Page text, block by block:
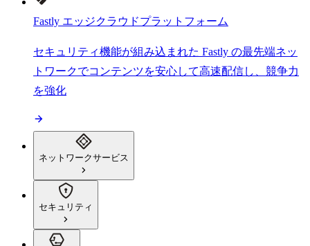
Fastly エッジクラウドプラットフォーム
セキュリティ機能が組み込まれた Fastly の最先端ネッ
トワークでコンテンツを安心して高速配信し、競争力
を強化
ネットワークサービス
セキュリティ